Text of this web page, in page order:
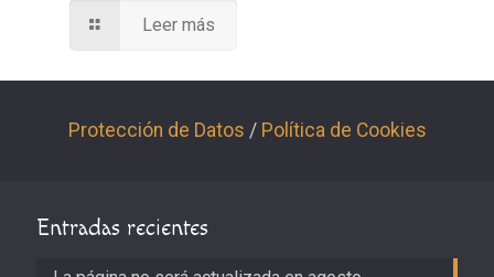
Leer más
Protección de Datos / Política de Cookies
Entradas recientes